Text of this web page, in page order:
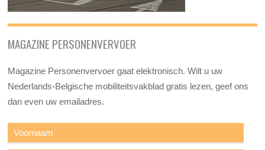
MAGAZINE PERSONENVERVOER
Magazine Personenvervoer gaat elektronisch. Wilt u uw
Nederlands-Belgische mobiliteitsvakblad gratis lezen, geef ons
dan even uw emailadres.